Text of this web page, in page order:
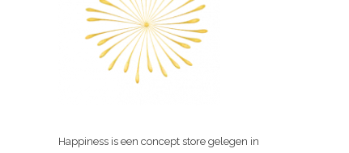
Happiness is een concept store gelegen in